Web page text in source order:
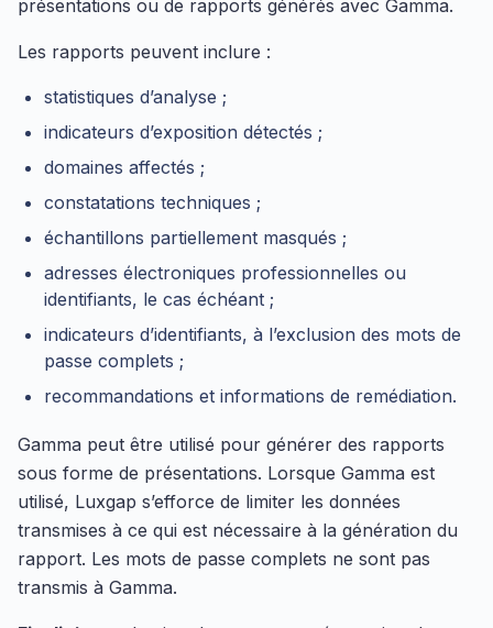
présentations ou de rapports générés avec Gamma.
Les rapports peuvent inclure :
statistiques d’analyse ;
indicateurs d’exposition détectés ;
domaines affectés ;
constatations techniques ;
échantillons partiellement masqués ;
adresses électroniques professionnelles ou
identifiants, le cas échéant ;
indicateurs d’identifiants, à l’exclusion des mots de
passe complets ;
recommandations et informations de remédiation.
Gamma peut être utilisé pour générer des rapports
sous forme de présentations. Lorsque Gamma est
utilisé, Luxgap s’efforce de limiter les données
transmises à ce qui est nécessaire à la génération du
rapport. Les mots de passe complets ne sont pas
transmis à Gamma.